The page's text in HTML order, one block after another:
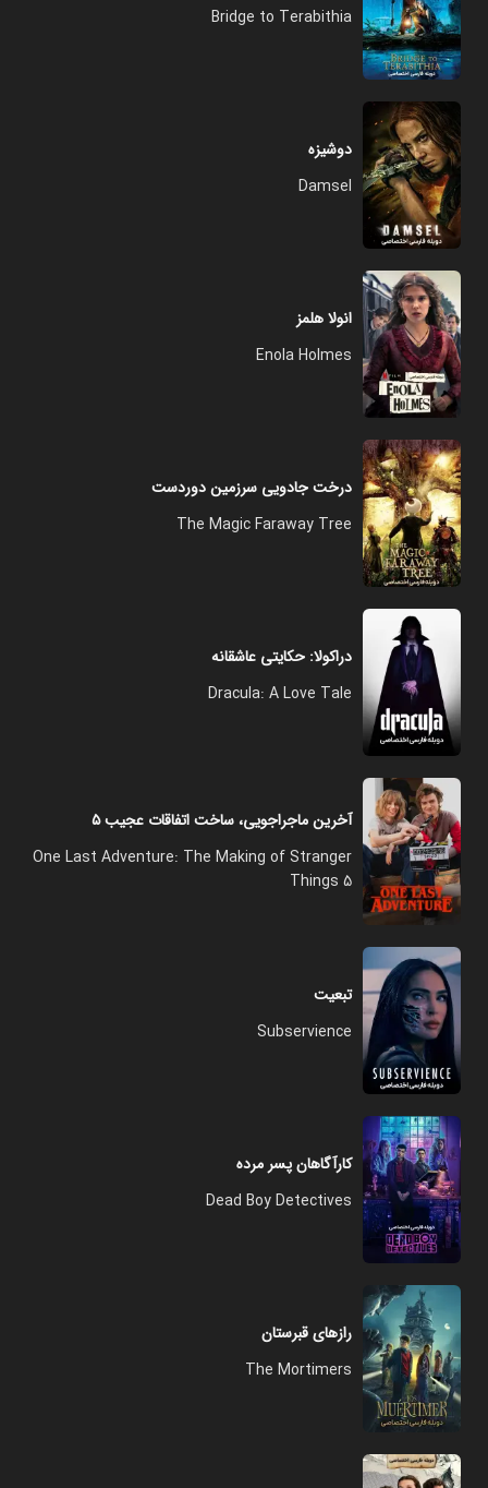
Bridge to Terabithia
دوشیزه
Damsel
انولا هلمز
Enola Holmes
درخت جادویی سرزمین دوردست
The Magic Faraway Tree
دراکولا: حکایتی عاشقانه
Dracula: A Love Tale
آخرین ماجراجویی، ساخت اتفاقات عجیب ۵
One Last Adventure: The Making of Stranger
Things 5
تبعیت
Subservience
کارآگاهان پسر مرده
Dead Boy Detectives
رازهای قبرستان
The Mortimers